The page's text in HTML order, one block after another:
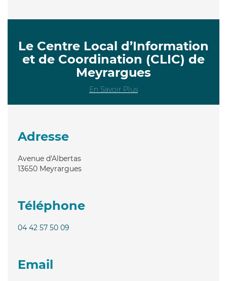
Le Centre Local d’Information
et de Coordination (CLIC) de
Meyrargues
En Savoir Plus
Adresse
Avenue d'Albertas
13650 Meyrargues
Téléphone
04 42 57 50 09
Email